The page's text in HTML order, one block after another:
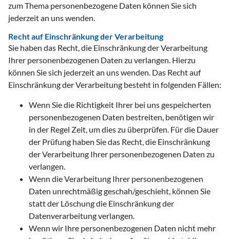
zum Thema personenbezogene Daten können Sie sich
jederzeit an uns wenden.
Recht auf Einschränkung der Verarbeitung
Sie haben das Recht, die Einschränkung der Verarbeitung
Ihrer personenbezogenen Daten zu verlangen. Hierzu
können Sie sich jederzeit an uns wenden. Das Recht auf
Einschränkung der Verarbeitung besteht in folgenden Fällen:
Wenn Sie die Richtigkeit Ihrer bei uns gespeicherten
personenbezogenen Daten bestreiten, benötigen wir
in der Regel Zeit, um dies zu überprüfen. Für die Dauer
der Prüfung haben Sie das Recht, die Einschränkung
der Verarbeitung Ihrer personenbezogenen Daten zu
verlangen.
Wenn die Verarbeitung Ihrer personenbezogenen
Daten unrechtmäßig geschah/geschieht, können Sie
statt der Löschung die Einschränkung der
Datenverarbeitung verlangen.
Wenn wir Ihre personenbezogenen Daten nicht mehr